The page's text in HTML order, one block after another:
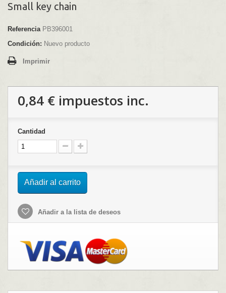
Small key chain
Referencia PB396001
Condición: Nuevo producto
Imprimir
0,84 € impuestos inc.
Cantidad
Añadir al carrito
Añadir a la lista de deseos